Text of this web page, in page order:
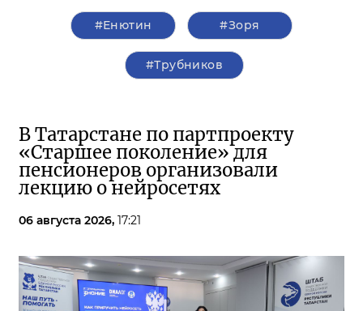
#Енютин #Зоря
#Трубников
В Татарстане по партпроекту
«Старшее поколение» для
пенсионеров организовали
лекцию о нейросетях
06 августа 2026, 17:21